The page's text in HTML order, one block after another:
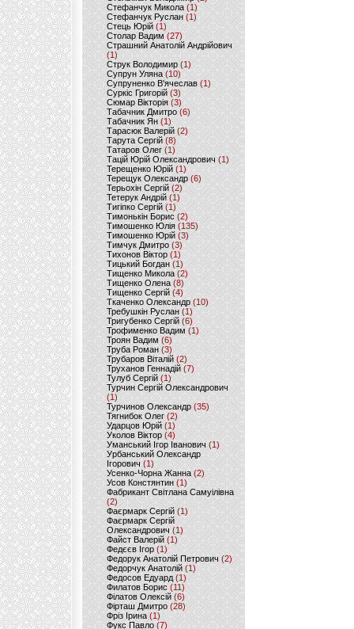
Стефанчук Микола (1)
Стефанчук Руслан (1)
Стець Юрій (1)
Столар Вадим(27)
Страшний Анатолій Андрійович
(1)
Струк Володимир (1)
Супрун Уляна (10)
Супруненко В'ячеслав (1)
Суркіс Григорій (3)
Сюмар Вікторія (3)
Табачник Дмитро (6)
Табачник Ян(1)
Тарасюк Валерій (2)
Тарута Сергій (8)
Татаров Олег(1)
Тацій Юрій Олександрович(1)
Терещенко Юрій(1)
Терещук Олександр(6)
Терьохін Сергій (2)
Тетерук Андрій (1)
Тигіпко Сергій(1)
Тимонькін Борис (2)
Тимошенко Юлія (135)
Тимошенко Юрій(3)
Тимчук Дмитро (3)
Тихонов Віктор (1)
Тицький Богдан (1)
Тищенко Микола (2)
Тищенко Олена (8)
Тищенко Сергій (4)
Ткаченко Олександр (10)
Требушкін Руслан (1)
Тригубенко Сергій(6)
Трофименко Вадим (1)
Троян Вадим (6)
Труба Роман(3)
Трубаров Віталій (2)
Труханов Геннадій (7)
Тулуб Сергій(1)
Турчин Сергій Олександрович
(1)
Турчинов Олександр(35)
Тягнибок Олег (2)
Ударцов Юрій (1)
Уколов Віктор(4)
Уманський Ігор Іванович(1)
Урбанський Олександр
Ігорович (1)
Усенко-Чорна Жанна (2)
Усов Констянтин(1)
Фабрикант Світлана Самуілівна
(2)
Фаєрмарк Сергій(1)
Фаєрмарк Сергій
Олександрович (1)
Файст Валерій(1)
Федєєв Ігор (1)
Федорук Анатолій Петрович (2)
Федорчук Анатолій (1)
Федосов Едуард (1)
Филатов Борис (11)
Філатов Олексій (6)
Фірташ Дмитро (28)
Фріз Ірина (1)
Фукс Павло (7)